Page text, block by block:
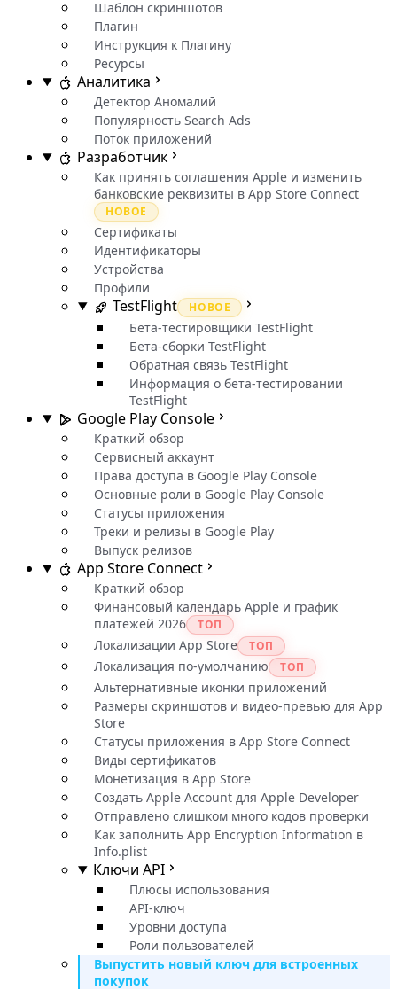
Шаблон скриншотов
Плагин
Инструкция к Плагину
Ресурсы
Аналитика
Детектор Аномалий
Популярность Search Ads
Поток приложений
Разработчик
Как принять соглашения Apple и изменить
банковские реквизиты в App Store Connect
НОВОЕ
Сертификаты
Идентификаторы
Устройства
Профили
TestFlight НОВОЕ
Бета-тестировщики TestFlight
Бета-сборки TestFlight
Обратная связь TestFlight
Информация о бета-тестировании
TestFlight
Google Play Console
Краткий обзор
Сервисный аккаунт
Права доступа в Google Play Console
Основные роли в Google Play Console
Статусы приложения
Треки и релизы в Google Play
Выпуск релизов
App Store Connect
Краткий обзор
Финансовый календарь Apple и график
платежей 2026
ТОП
Локализации App Store ТОП
Локализация по-умолчанию ТОП
Альтернативные иконки приложений
Размеры скриншотов и видео-превью для App
Store
Статусы приложения в App Store Connect
Виды сертификатов
Монетизация в App Store
Создать Apple Account для Apple Developer
Отправлено слишком много кодов проверки
Как заполнить App Encryption Information в
Info.plist
Ключи API
Плюсы использования
API-ключ
Уровни доступа
Роли пользователей
Выпустить новый ключ для встроенных
покупок